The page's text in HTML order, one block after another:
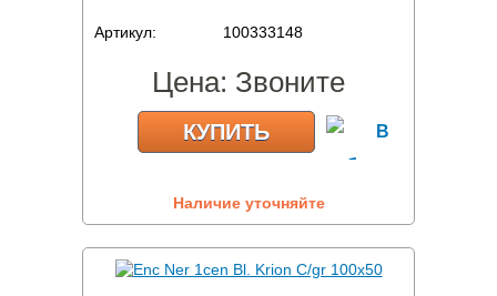
Артикул: 100333148
Цена: Звоните
КУПИТЬ
Наличие уточняйте